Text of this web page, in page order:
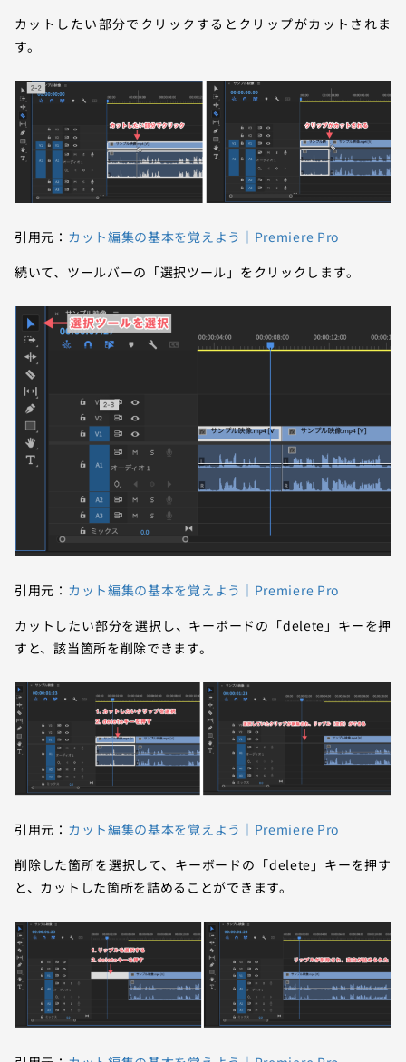
カットしたい部分でクリックするとクリップがカットされま
す。
引用元： カット編集の基本を覚えよう｜Premiere Pro
続いて、ツールバーの「選択ツール」をクリックします。
引用元： カット編集の基本を覚えよう｜Premiere Pro
カットしたい部分を選択し、キーボードの「delete」キーを押
すと、該当箇所を削除できます。
引用元： カット編集の基本を覚えよう｜Premiere Pro
削除した箇所を選択して、キーボードの「delete」キーを押す
と、カットした箇所を詰めることができます。